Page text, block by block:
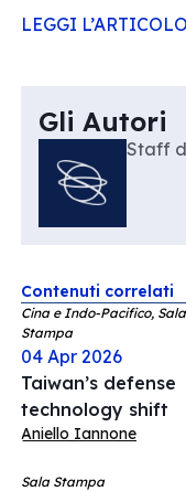
LEGGI
Gli Autori
Staff
Contenuti correlati
Cina e Indo-Pacifico, Sala
Stampa
04 Apr 2026
Taiwan’s defense
technology shift
Aniello Iannone
Sala Stampa